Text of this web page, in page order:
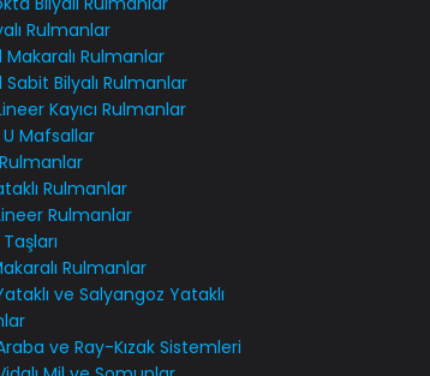
Rulmanlar
Makaralı Rulmanlar
Sabit Bilyalı Rulmanlar
Kayıcı Rulmanlar
U Mafsallar
Rulmanlar
Rulmanlar
Rulmanlar
ve Salyangoz Yataklı
ve Ray-Kızak Sistemleri